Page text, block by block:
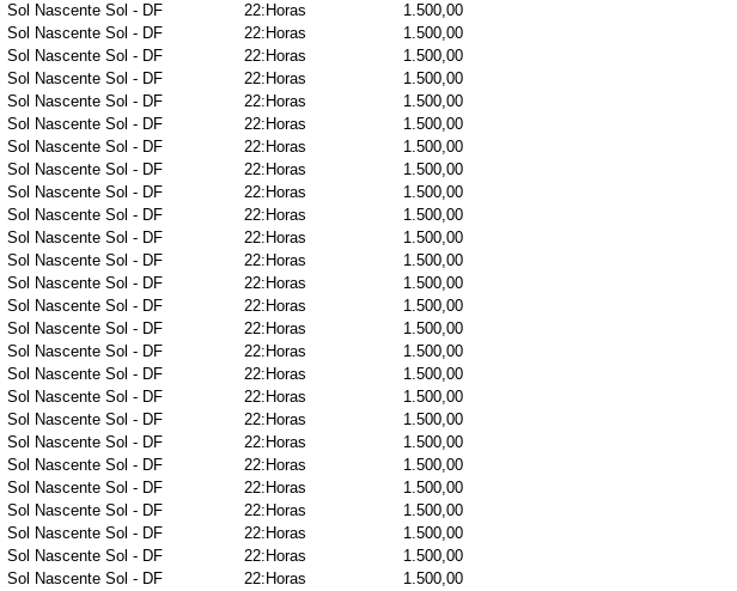
Sol Nascente Sol - DF 22:Horas
1.500,00
Sol Nascente Sol - DF 22:Horas
1.500,00
Sol Nascente Sol - DF 22:Horas
1.500,00
Sol Nascente Sol - DF 22:Horas
1.500,00
Sol Nascente Sol - DF 22:Horas
1.500,00
Sol Nascente Sol - DF 22:Horas
1.500,00
Sol Nascente Sol - DF 22:Horas
1.500,00
Sol Nascente Sol - DF 22:Horas
1.500,00
Sol Nascente Sol - DF 22:Horas
1.500,00
Sol Nascente Sol - DF 22:Horas
1.500,00
Sol Nascente Sol - DF 22:Horas
1.500,00
Sol Nascente Sol - DF 22:Horas
1.500,00
Sol Nascente Sol - DF 22:Horas
1.500,00
Sol Nascente Sol - DF 22:Horas
1.500,00
Sol Nascente Sol - DF 22:Horas
1.500,00
Sol Nascente Sol - DF 22:Horas
1.500,00
Sol Nascente Sol - DF 22:Horas
1.500,00
Sol Nascente Sol - DF 22:Horas
1.500,00
Sol Nascente Sol - DF 22:Horas
1.500,00
Sol Nascente Sol - DF 22:Horas
1.500,00
Sol Nascente Sol - DF 22:Horas
1.500,00
Sol Nascente Sol - DF 22:Horas
1.500,00
Sol Nascente Sol - DF 22:Horas
1.500,00
Sol Nascente Sol - DF 22:Horas
1.500,00
Sol Nascente Sol - DF 22:Horas
1.500,00
Sol Nascente Sol - DF 22:Horas 1.500,00